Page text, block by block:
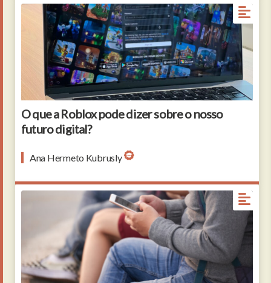
O que a Roblox pode dizer sobre o nosso
futuro digital?
Ana Hermeto Kubrusly
Unrecognizable group of friends in casualwear
gathered together outdoors and using their devices,
close-up shot